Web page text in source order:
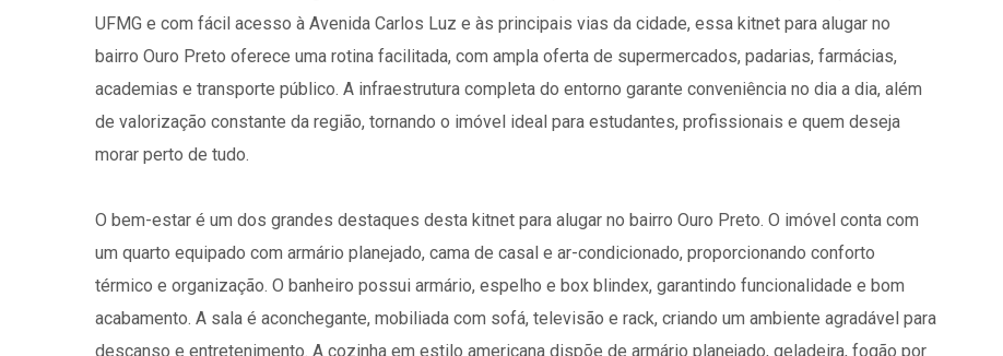
UFMG e com fácil acesso à Avenida Carlos Luz e às principais vias da cidade, essa kitnet para alugar no
bairro Ouro Preto oferece uma rotina facilitada, com ampla oferta de supermercados, padarias, farmácias,
academias e transporte público. A infraestrutura completa do entorno garante conveniência no dia a dia, além
de valorização constante da região, tornando o imóvel ideal para estudantes, profissionais e quem deseja
morar perto de tudo.
O bem-estar é um dos grandes destaques desta kitnet para alugar no bairro Ouro Preto. O imóvel conta com
um quarto equipado com armário planejado, cama de casal e ar-condicionado, proporcionando conforto
térmico e organização. O banheiro possui armário, espelho e box blindex, garantindo funcionalidade e bom
acabamento. A sala é aconchegante, mobiliada com sofá, televisão e rack, criando um ambiente agradável para
descanso e entretenimento. A cozinha em estilo americana dispõe de armário planejado, geladeira, fogão por